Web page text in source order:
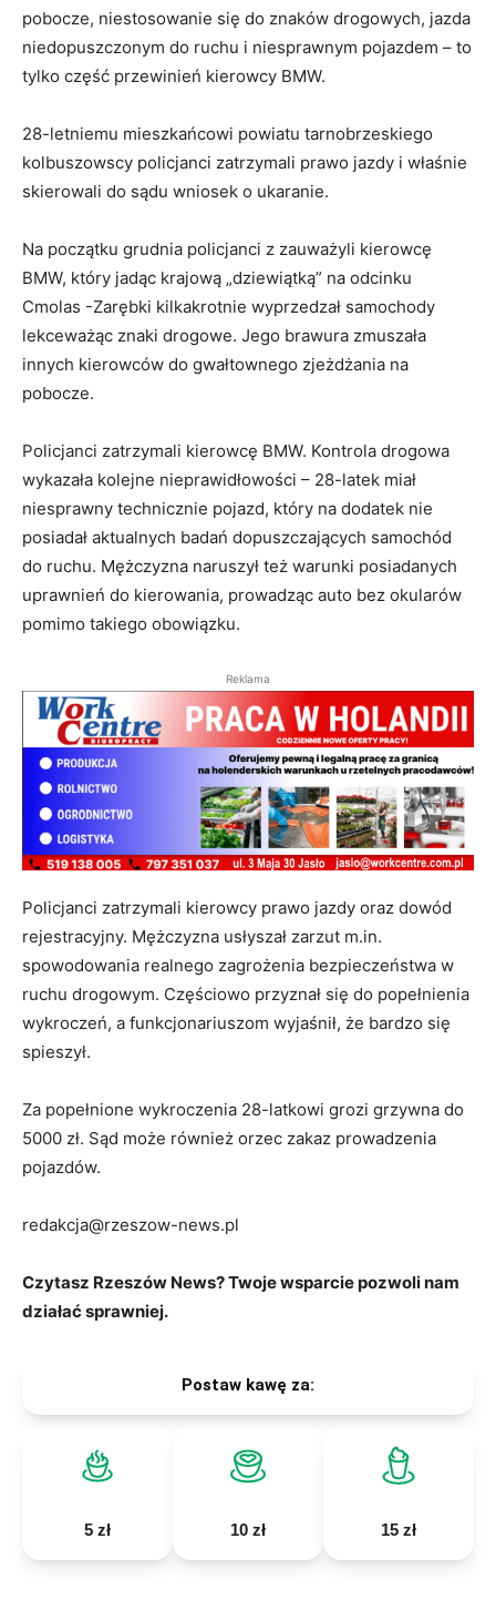
pobocze, niestosowanie się do znaków drogowych, jazda
niedopuszczonym do ruchu i niesprawnym pojazdem – to
tylko część przewinień kierowcy BMW.
28-letniemu mieszkańcowi powiatu tarnobrzeskiego
kolbuszowscy policjanci zatrzymali prawo jazdy i właśnie
skierowali do sądu wniosek o ukaranie.
Na początku grudnia policjanci z zauważyli kierowcę
BMW, który jadąc krajową „dziewiątką” na odcinku
Cmolas -Zarębki kilkakrotnie wyprzedzał samochody
lekceważąc znaki drogowe. Jego brawura zmuszała
innych kierowców do gwałtownego zjeżdżania na
pobocze.
Policjanci zatrzymali kierowcę BMW. Kontrola drogowa
wykazała kolejne nieprawidłowości – 28-latek miał
niesprawny technicznie pojazd, który na dodatek nie
posiadał aktualnych badań dopuszczających samochód
do ruchu. Mężczyzna naruszył też warunki posiadanych
uprawnień do kierowania, prowadząc auto bez okularów
pomimo takiego obowiązku.
Reklama
Policjanci zatrzymali kierowcy prawo jazdy oraz dowód
rejestracyjny. Mężczyzna usłyszał zarzut m.in.
spowodowania realnego zagrożenia bezpieczeństwa w
ruchu drogowym. Częściowo przyznał się do popełnienia
wykroczeń, a funkcjonariuszom wyjaśnił, że bardzo się
spieszył.
Za popełnione wykroczenia 28-latkowi grozi grzywna do
5000 zł. Sąd może również orzec zakaz prowadzenia
pojazdów.
redakcja@rzeszow-news.pl
Czytasz Rzeszów News? Twoje wsparcie pozwoli nam
działać sprawniej.
Postaw kawę za:
5 zł 10 zł 15 zł